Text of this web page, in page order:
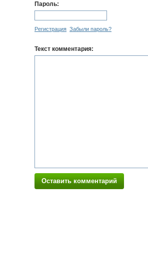
Пароль:
Регистрация Забыли пароль?
Текст комментария:
Оставить комментарий